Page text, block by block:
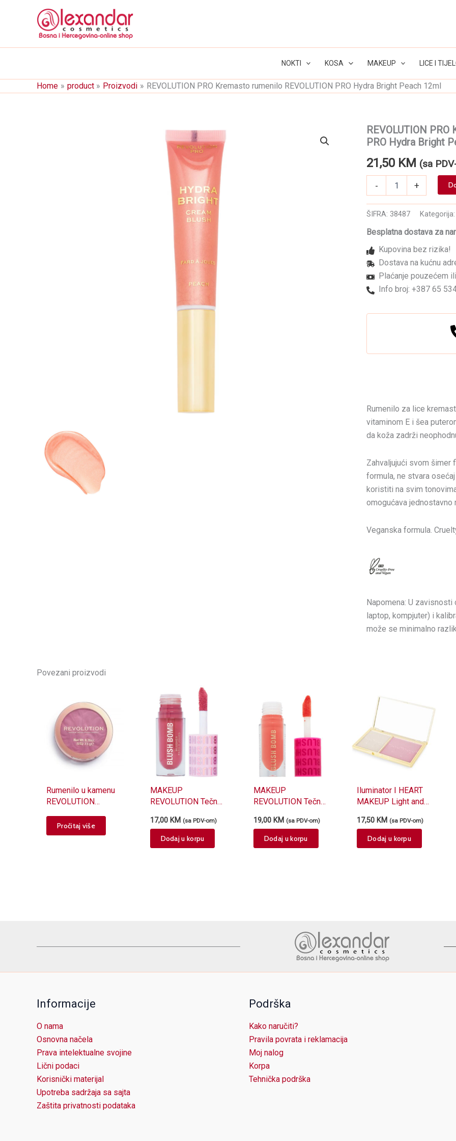
NOKTI KOSA MAKEUP LICE I
Home product Proizvodi REVOLUTION PRO Kremasto rumenilo REVOLUTION PRO Hydra Bright Peach 12ml
REVOLUTION
PRO Hydra Bright
21,50 KM (sa
-
rumenilo
PRO
Bright
Peach
12ml
količina
+
ŠIFRA: 38487 Kategorija:
Besplatna dostava za
Kupovina bez rizika!
Dostava na kućnu
Plaćanje pouzećem
Info broj: +387 65
Rumenilo za lice
vitaminom E i šea
da koža zadrži
Zahvaljujući svom šimer
formula, ne stvara
koristiti na svim
omogućava jednostavno
Veganska formula.
Napomena: U
laptop, kompjuter) i
može se minimalno
Povezani proizvodi
Rumenilo u kamenu
REVOLUTION
7.5g Ballerina
Pročitaj više
MAKEUP
REVOLUTION Tečno
REVOLUTION Y2K
Baby Blush Bomb
That's Cute Pink
17,00 KM (sa PDV-om)
Dodaj u korpu
MAKEUP
REVOLUTION Tečno
REVOLUTION Glam
Orange 4.6ml
19,00 KM (sa PDV-om)
Dodaj u korpu
Iluminator I HEART
MAKEUP Light and
17,50 KM (sa PDV-om)
Dodaj u korpu
Informacije
O nama
Osnovna načela
Prava intelektualne svojine
Lični podaci
Korisnički materijal
Upotreba sadržaja sa sajta
Zaštita privatnosti podataka
Podrška
Kako naručiti?
Pravila povrata i reklamacija
Moj nalog
Korpa
Tehnička podrška